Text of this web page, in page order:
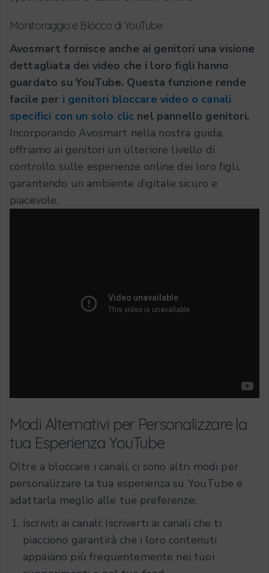
Monitoraggio e Blocco di YouTube
Avosmart fornisce anche ai genitori una visione
dettagliata dei video che i loro figli hanno
guardato su YouTube. Questa funzione rende
facile per i genitori bloccare video o canali
specifici con un solo clic nel pannello genitori.
Incorporando Avosmart nella nostra guida,
offriamo ai genitori un ulteriore livello di
controllo sulle esperienze online dei loro figli,
garantendo un ambiente digitale sicuro e
piacevole.
Modi Alternativi per Personalizzare la
tua Esperienza YouTube
Oltre a bloccare i canali, ci sono altri modi per
personalizzare la tua esperienza su YouTube e
adattarla meglio alle tue preferenze:
Iscriviti ai canali: Iscriverti ai canali che ti
piacciono garantirà che i loro contenuti
appaiano più frequentemente nei tuoi